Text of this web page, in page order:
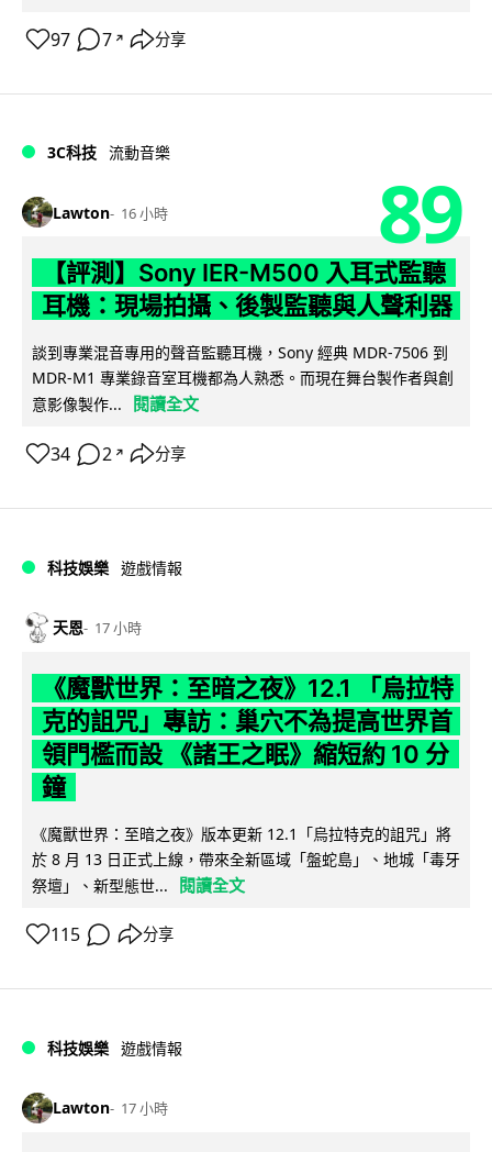
97 7 ↗ 分享
3C科技 流動音樂
Lawton 16 小時 89
【評測】Sony IER-M500 入耳式監聽
耳機：現場拍攝、後製監聽與人聲利器
談到專業混音專用的聲音監聽耳機，Sony 經典 MDR-7506 到
MDR-M1 專業錄音室耳機都為人熟悉。而現在舞台製作者與創
意影像製作...
閱讀全文
34 2 ↗ 分享
科技娛樂 遊戲情報
天恩 17 小時
《魔獸世界：至暗之夜》12.1 「烏拉特
克的詛咒」專訪：巢穴不為提高世界首
領門檻而設 《諸王之眠》縮短約 10 分
鐘
《魔獸世界：至暗之夜》版本更新 12.1「烏拉特克的詛咒」將
於 8 月 13 日正式上線，帶來全新區域「盤蛇島」、地城「毒牙
祭壇」、新型態世...
閱讀全文
115 分享
科技娛樂 遊戲情報
Lawton 17 小時